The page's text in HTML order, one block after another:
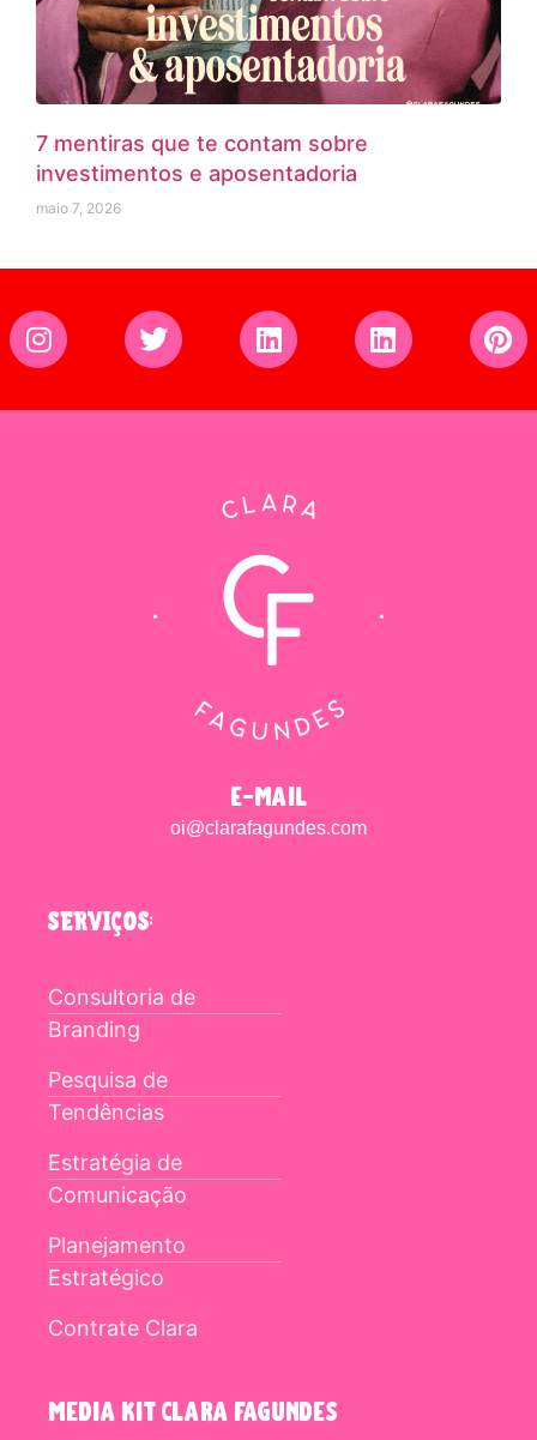
7 mentiras que te contam sobre
investimentos e aposentadoria
maio 7, 2026
e-mail
oi@clarafagundes.com
SERVIÇOS:
Consultoria de
Branding
Pesquisa de
Tendências
Estratégia de
Comunicação
Planejamento
Estratégico
Contrate Clara
media kit clara fagundes